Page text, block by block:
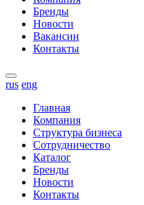
Бренды
Новости
Вакансии
Контакты
rus eng
Главная
Компания
Структура бизнеса
Сотрудничество
Каталог
Бренды
Новости
Контакты